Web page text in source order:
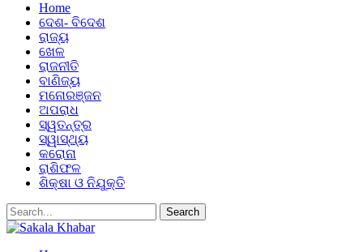
Home
ଦେଶ- ବିଦେଶ
ରାଜ୍ୟ
ଖେଳ
ରାଜନୀତି
ବାଣିଜ୍ୟ
ମନୋରଞ୍ଜନ
ଅପରାଧ
ସ୍ୱତନ୍ତ୍ର
ସ୍ୱାସ୍ଥ୍ୟ
କରୋନା
ରାଶିଫଳ
ଶିକ୍ଷା ଓ ନିଯୁକ୍ତି